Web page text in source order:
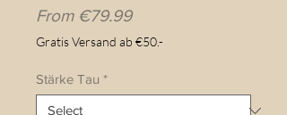
From €79.99Sale
Price
Gratis Versand ab €50.-
Stärke Tau *